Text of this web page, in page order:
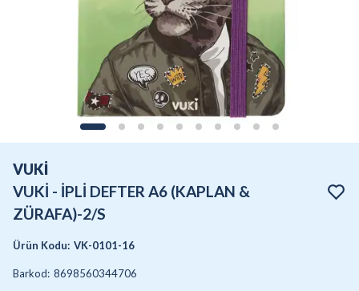
VUKİ
VUKİ - İPLİ DEFTER A6 (KAPLAN &
ZÜRAFA)-2/S
Ürün Kodu: VK-0101-16
Barkod: 8698560344706